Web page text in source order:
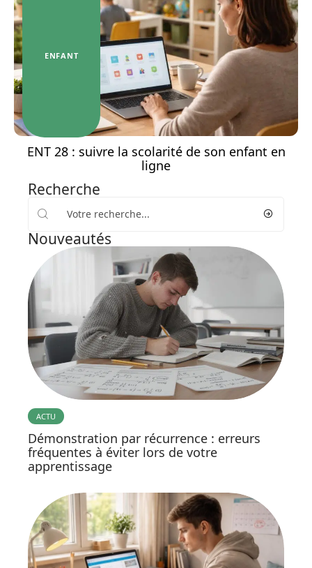
ENFANT
ENT 28 : suivre la scolarité de son enfant en
ligne
Recherche
Nouveautés
ACTU
Démonstration par récurrence : erreurs
fréquentes à éviter lors de votre
apprentissage